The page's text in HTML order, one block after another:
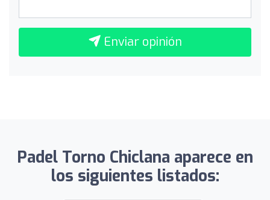
Enviar opinión
Padel Torno Chiclana aparece en
los siguientes listados: